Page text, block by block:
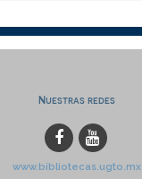
Nuestras redes
www.bibliotecas.ugto.mx